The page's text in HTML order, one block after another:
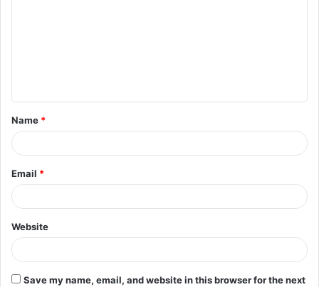
t
*
Name *
Email *
Website
Save my name, email, and website in this browser for the next